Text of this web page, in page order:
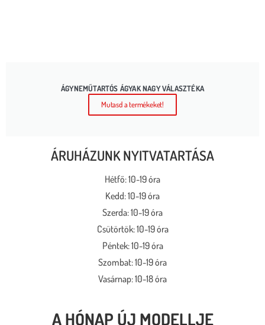
ÁGYNEMŰTARTÓS ÁGYAK NAGY VÁLASZTÉKA
Mutasd a termékeket!
ÁRUHÁZUNK NYITVATARTÁSA
Hétfő: 10-19 óra
Kedd: 10-19 óra
Szerda: 10-19 óra
Csütörtök: 10-19 óra
Péntek: 10-19 óra
Szombat: 10-19 óra
Vasárnap: 10-18 óra
A HÓNAP ÚJ MODELLJE